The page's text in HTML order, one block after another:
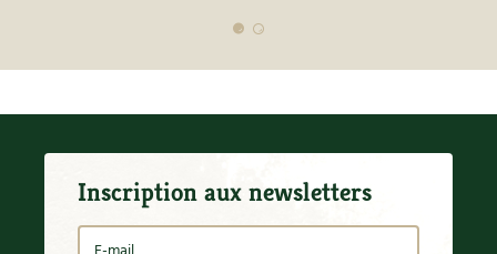
Inscription aux newsletters